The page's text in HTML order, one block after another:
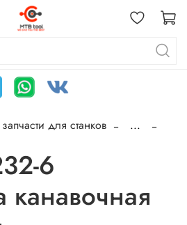
для станков
...
6